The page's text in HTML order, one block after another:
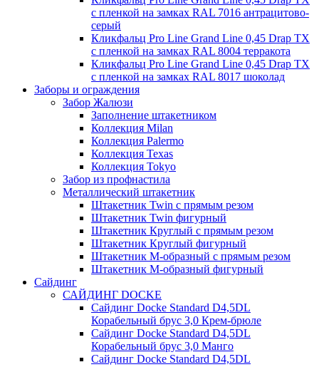
с пленкой на замках RAL 7016 антрацитово-
серый
Кликфальц Pro Line Grand Line 0,45 Drap TX
с пленкой на замках RAL 8004 терракота
Кликфальц Pro Line Grand Line 0,45 Drap TX
с пленкой на замках RAL 8017 шоколад
Заборы и ограждения
Забор Жалюзи
Заполнение штакетником
Коллекция Milan
Коллекция Palermo
Коллекция Texas
Коллекция Tokyo
Забор из профнастила
Металлический штакетник
Штакетник Twin с прямым резом
Штакетник Twin фигурный
Штакетник Круглый с прямым резом
Штакетник Круглый фигурный
Штакетник М-образный с прямым резом
Штакетник М-образный фигурный
Сайдинг
САЙДИНГ DOCKE
Сайдинг Docke Standard D4,5DL
Корабельный брус 3,0 Крем-брюле
Сайдинг Docke Standard D4,5DL
Корабельный брус 3,0 Манго
Сайдинг Docke Standard D4,5DL